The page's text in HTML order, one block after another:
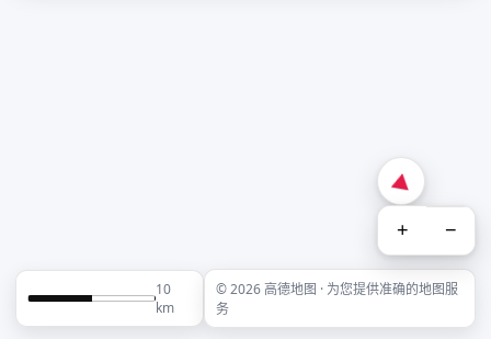
+ −
10
km
© 2026 高德地图 · 为您提供准确的地图服
务